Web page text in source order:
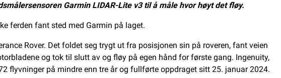
Garmin LIDAR-Lite v3 til å måle hvor høyt det fløy.
ferden fant sted med Garmin på laget.
Rover. Det foldet seg trygt ut fra posisjonen sin på roveren, fant veien
og tok til slutt av og fløy på egen hånd for første gang. Ingenuity,
flyvninger på mindre enn tre år og fullførte oppdraget sitt 25. januar 2024.